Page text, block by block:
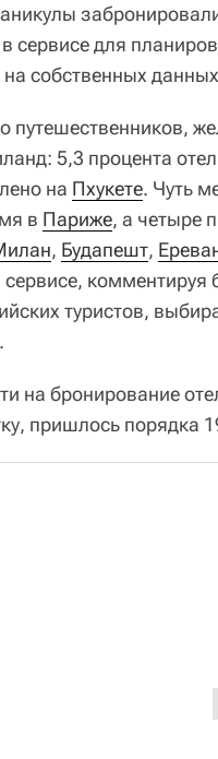
сервисе для
собственных
путешественников,
5,3 процента
на Пхукете. Чуть
в Париже, а четыре
, Будапешт,
сервисе,
туристов,
на бронирование
пришлось порядка